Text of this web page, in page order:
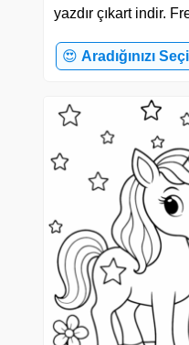
yazdır çıkart indir.
😍 Aradığınızı